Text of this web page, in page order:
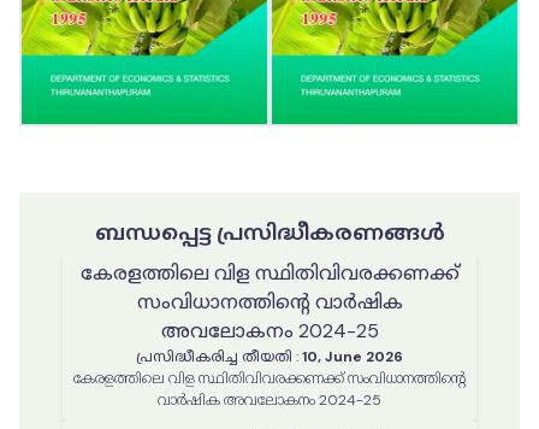
ബന്ധപ്പെട്ട പ്രസിദ്ധീകരണങ്ങൾ
കേരളത്തിലെ വിള സ്ഥിതിവിവരക്കണക്ക്
സംവിധാനത്തിൻ്റെ വാർഷിക
അവലോകനം 2024-25
പ്രസിദ്ധീകരിച്ച തീയതി :10, June 2026
കേരളത്തിലെ വിള സ്ഥിതിവിവരക്കണക്ക് സംവിധാനത്തിൻ്റെ
വാർഷിക അവലോകനം 2024-25